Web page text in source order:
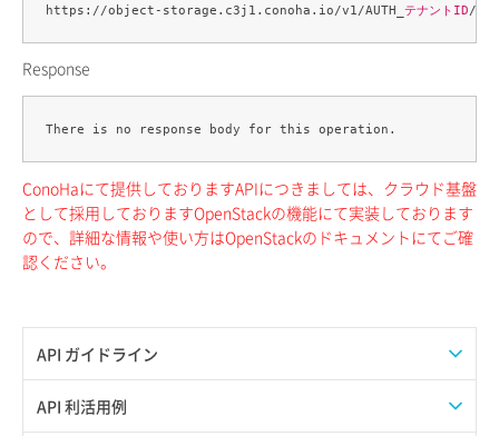
API ガイドライン
APIのご利用について
API 利活用例
https://object-storage.c3j1.conoha.io/v1/AUTH_ テナントID/
Response
ConoHaにて提供しておりますAPIにつきましては、クラウド基盤
として採用しておりますOpenStackの機能にて実装しております
ので、詳細な情報や使い方はOpenStackのドキュメントにてご確
認ください。